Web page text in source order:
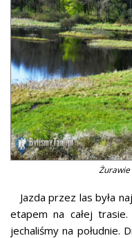
Żurawie
Jazda przez las była
etapem na całej
jechaliśmy na południe.